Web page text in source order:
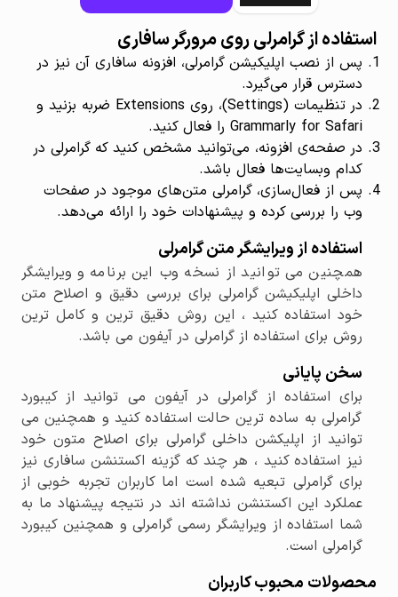
استفاده از گرامرلی روی مرورگر سافاری
پس از نصب اپلیکیشن گرامرلی، افزونه سافاری آن نیز در
دسترس قرار می‌گیرد.
در تنظیمات (Settings)، روی Extensions ضربه بزنید و
Grammarly for Safari را فعال کنید.
در صفحه‌ی افزونه، می‌توانید مشخص کنید که گرامرلی در
کدام وبسایت‌ها فعال باشد.
پس از فعال‌سازی، گرامرلی متن‌های موجود در صفحات
وب را بررسی کرده و پیشنهادات خود را ارائه می‌دهد.
استفاده از ویرایشگر متن گرامرلی
همچنین می توانید از نسخه وب این برنامه و ویرایشگر
داخلی اپلیکیشن گرامرلی برای بررسی دقیق و اصلاح متن
خود استفاده کنید ، این روش دقیق ترین و کامل ترین
روش برای استفاده از گرامرلی در آیفون می باشد.
سخن پایانی
برای استفاده از گرامرلی در آیفون می توانید از کیبورد
گرامرلی به ساده ترین حالت استفاده کنید و همچنین می
توانید از اپلیکشن داخلی گرامرلی برای اصلاح متون خود
نیز استفاده کنید ، هر چند که گزینه اکستنشن سافاری نیز
برای گرامرلی تبعیه شده است اما کاربران تجربه خوبی از
عملکرد این اکستنشن نداشته اند در نتیجه پیشنهاد ما به
شما استفاده از ویرایشگر رسمی گرامرلی و همچنین کیبورد
گرامرلی است.
محصولات محبوب کاربران